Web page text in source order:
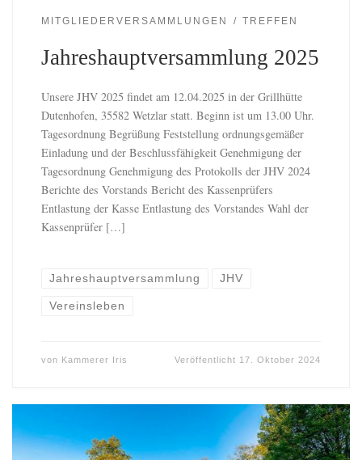
MITGLIEDERVERSAMMLUNGEN TREFFEN
Jahreshauptversammlung 2025
Unsere JHV 2025 findet am 12.04.2025 in der Grillhütte
Dutenhofen, 35582 Wetzlar statt. Beginn ist um 13.00 Uhr.
Tagesordnung Begrüßung Feststellung ordnungsgemäßer
Einladung und der Beschlussfähigkeit Genehmigung der
Tagesordnung Genehmigung des Protokolls der JHV 2024
Berichte des Vorstands Bericht des Kassenprüfers
Entlastung der Kasse Entlastung des Vorstandes Wahl der
Kassenprüfer […]
Jahreshauptversammlung JHV
Vereinsleben
von Kammerer Iris Veröffentlicht 17. Oktober 2024